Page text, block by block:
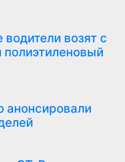
возят с
анонсировали